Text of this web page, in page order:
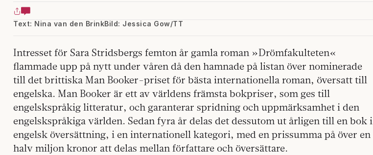
Text: Nina van den BrinkBild: Jessica Gow/TT
Intresset för Sara Stridsbergs femton år gamla roman »Drömfakulteten«
flammade upp på nytt under våren då den hamnade på listan över nominerade
till det brittiska Man Booker-priset för bästa internationella roman, översatt till
engelska. Man Booker är ett av världens främsta bokpriser, som ges till
engelskspråkig litteratur, och garanterar spridning och uppmärksamhet i den
engelskspråkiga världen. Sedan fyra år delas det dessutom ut årligen till en bok i
engelsk översättning, i en internationell kategori, med en prissumma på över en
halv miljon kronor att delas mellan författare och översättare.